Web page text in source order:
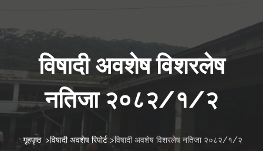
विषादी अवशेष विशरलेष
नतिजा २०८२/१/२
गृहपृष्ठ >विषादी अवशेष रिपोर्ट>विषादी अवशेष विशरलेष नतिजा २०८२/१/२